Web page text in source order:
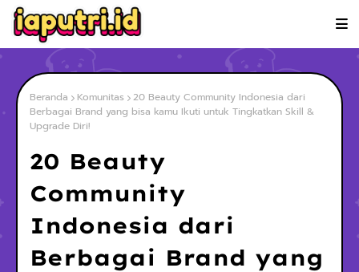
Beranda Komunitas
20 Beauty Community Indonesia dari
Berbagai Brand yang bisa kamu Ikuti untuk Tingkatkan Skill &
Upgrade Diri!
20 Beauty
Community
Indonesia dari
Berbagai Brand yang